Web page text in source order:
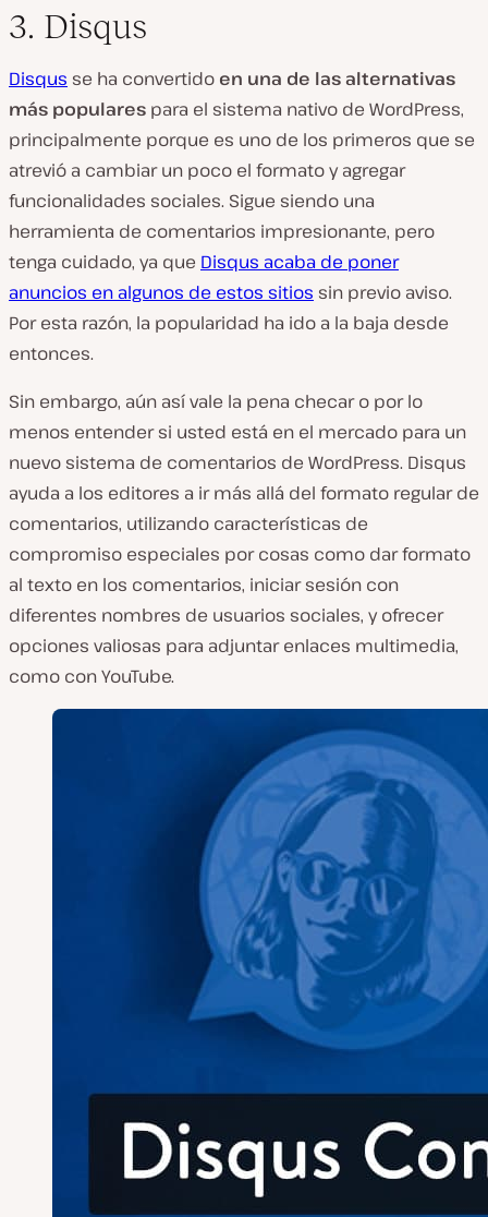
3. Disqus
Disqus se ha convertido en una de las alternativas
más populares para el sistema nativo de WordPress,
principalmente porque es uno de los primeros que se
atrevió a cambiar un poco el formato y agregar
funcionalidades sociales. Sigue siendo una
herramienta de comentarios impresionante, pero
tenga cuidado, ya que Disqus acaba de poner
anuncios en algunos de estos sitios sin previo aviso.
Por esta razón, la popularidad ha ido a la baja desde
entonces.
Sin embargo, aún así vale la pena checar o por lo
menos entender si usted está en el mercado para un
nuevo sistema de comentarios de WordPress. Disqus
ayuda a los editores a ir más allá del formato regular de
comentarios, utilizando características de
compromiso especiales por cosas como dar formato
al texto en los comentarios, iniciar sesión con
diferentes nombres de usuarios sociales, y ofrecer
opciones valiosas para adjuntar enlaces multimedia,
como con YouTube.